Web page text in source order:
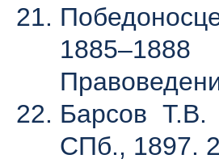
Барсов Т.В.
СПб., 1897.